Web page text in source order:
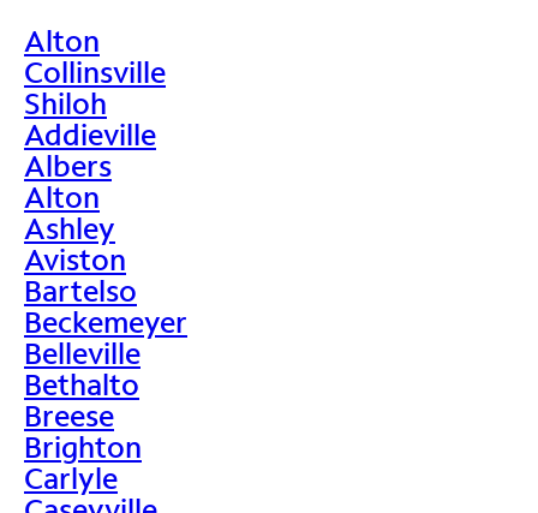
Alton
Collinsville
Shiloh
Addieville
Albers
Alton
Ashley
Aviston
Bartelso
Beckemeyer
Belleville
Bethalto
Breese
Brighton
Carlyle